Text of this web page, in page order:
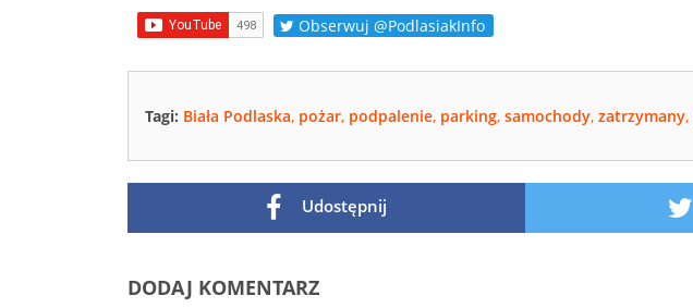
Obserwuj @PodlasiakInfo
Tagi: Biała Podlaska, pożar, podpalenie, parking, samochody, zatrzymany,
Udostępnij
DODAJ KOMENTARZ